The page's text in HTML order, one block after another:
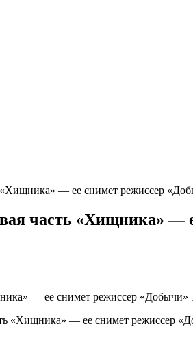
«Хищника» — ее снимет режиссер
часть «Хищника» —
— ее снимет режиссер «Добычи»